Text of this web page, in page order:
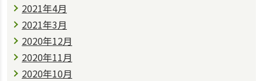
2021年4月
2021年3月
2020年12月
2020年11月
2020年10月